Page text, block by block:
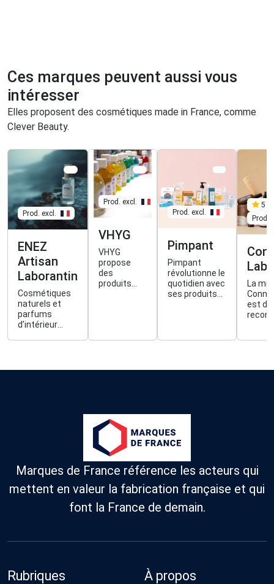
Ces marques peuvent aussi vous
intéresser
Elles proposent des cosmétiques made in France, comme
Clever Beauty.
Prod. excl.
ENEZ
Artisan
Laborantin
Cosmétiques
naturels et
parfums
d’intérieur
Prod. excl.
VHYG
VHYG
propose
des
produits
dosage,
selon votre
usage, pour
consommer
moins et
entretenir
mieux.
Prod. excl.
Pimpant
Pimpant
révolutionne le
quotidien avec
ses produits
5
Prod.
Lab
La
est de
Marques de France référence les acteurs qui
mettent en valeur la fabrication française et qui
font la France de demain.
Rubriques À propos